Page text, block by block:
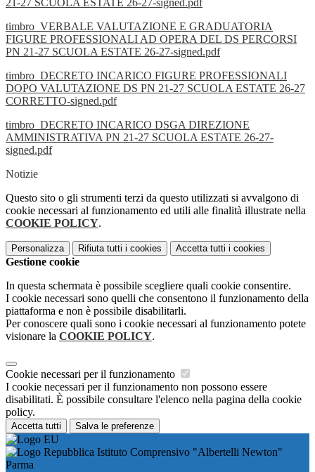
21-27 SCUOLA ESTATE 26-27-signed.pdf
timbro_VERBALE VALUTAZIONE E GRADUATORIA
FIGURE PROFESSIONALI AD OPERA DEL DS PERCORSI
PN 21-27 SCUOLA ESTATE 26-27-signed.pdf
timbro_DECRETO INCARICO FIGURE PROFESSIONALI
DOPO VALUTAZIONE DS PN 21-27 SCUOLA ESTATE 26-27
CORRETTO-signed.pdf
timbro_DECRETO INCARICO DSGA DIREZIONE
AMMINISTRATIVA PN 21-27 SCUOLA ESTATE 26-27-
signed.pdf
Notizie
Questo sito o gli strumenti terzi da questo utilizzati si avvalgono di
cookie necessari al funzionamento ed utili alle finalità illustrate nella
COOKIE POLICY.
Personalizza Rifiuta tutti i cookies Accetta tutti i cookies
Gestione cookie
In questa schermata è possibile scegliere quali cookie consentire.
I cookie necessari sono quelli che consentono il funzionamento della
piattaforma e non è possibile disabilitarli.
Per conoscere quali sono i cookie necessari al funzionamento potete
visionare la COOKIE POLICY.
Cookie necessari per il funzionamento
I cookie necessari per il funzionamento non possono essere
disabilitati. È possibile consultare l'elenco nella pagina della cookie
policy.
Accetta tutti Salva le preferenze
Istituto Comprensivo "Albertelli Newton"
Parma